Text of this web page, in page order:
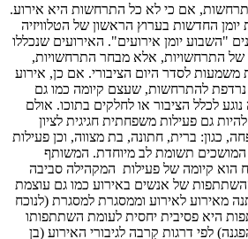
אם כי לא כל התרחשות היא אירוע.
החדשות בערוץ הראשון של הטלוויזיה
"השבוע יומן אירועים". האירועים שנכללו
של התרחשויות, אלא מבחר התרחשויות,
משמעות לסדר היום הציבורי. אם כן, אירוע
נרדפת להתרחשות, שעצם קיומה כמו גם
לכלל הציבור או לחלקים בתוכו. אולם
גם פעילות משפחתית חגיגית לציון
כגון: ברית, חתונה, בת מצווה, וכן פעילות
תשומת לב מיוחדת. המשותף
הוא קיומה של פעילות המקהילה סביבה
של אנשים באירוע כמו גם עוצמת
מאירוע לאירוע וממסגרת למסגרת (לנוכח
היא פסיבית יחסית לעומת השתתפותו
לפי דרגות קִרבה לגיבורי האירוע (בן